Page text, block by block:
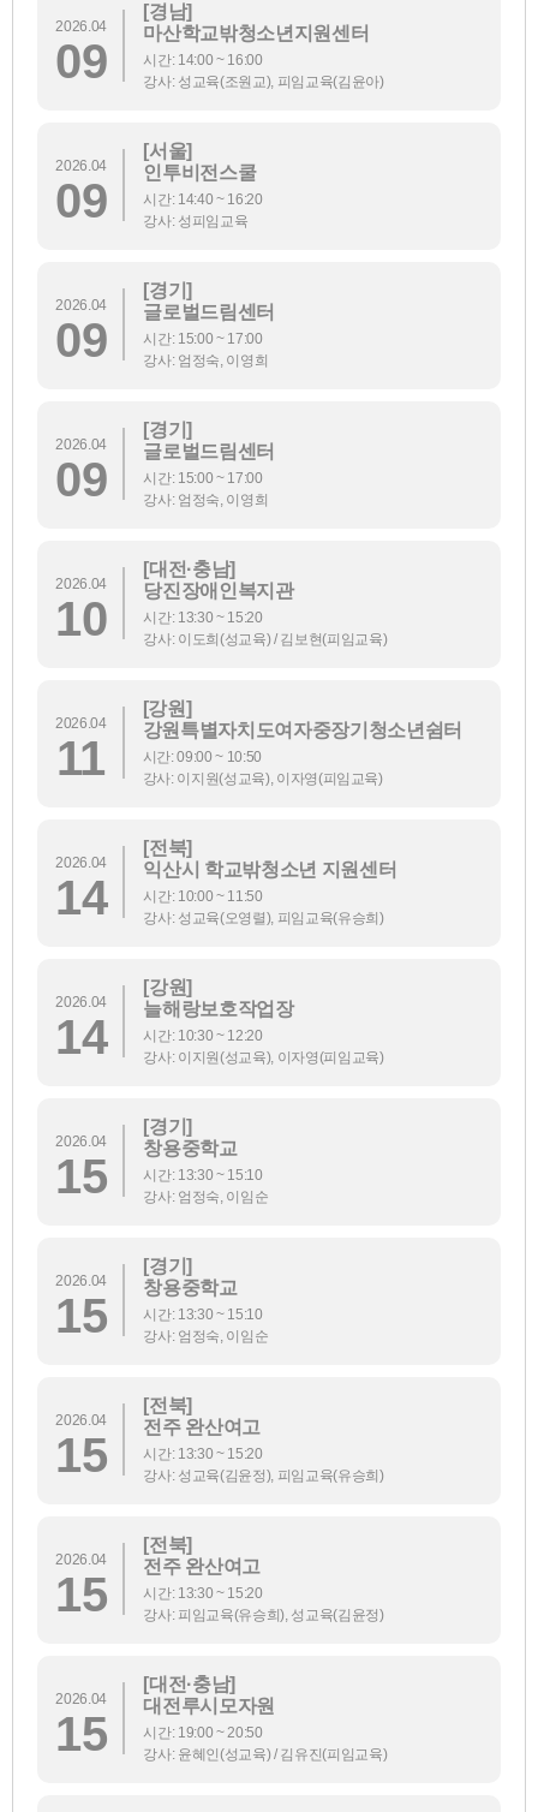
2026.04
09
[경남]
마산학교밖청소년지원센터
시간: 14:00 ~ 16:00
강사: 성교육(조원교), 피임교육(김윤아)
2026.04
09
[서울]
인투비전스쿨
시간: 14:40 ~ 16:20
강사: 성피임교육
2026.04
09
[경기]
글로벌드림센터
시간: 15:00 ~ 17:00
강사: 엄정숙, 이영희
2026.04
09
[경기]
글로벌드림센터
시간: 15:00 ~ 17:00
강사: 엄정숙, 이영희
2026.04
10
[대전·충남]
당진장애인복지관
시간: 13:30 ~ 15:20
강사: 이도희(성교육) / 김보현(피임교육)
2026.04
11
[강원]
강원특별자치도여자중장기청소년쉼터
시간: 09:00 ~ 10:50
강사: 이지원(성교육), 이자영(피임교육)
2026.04
14
[전북]
익산시 학교밖청소년 지원센터
시간: 10:00 ~ 11:50
강사: 성교육(오영렬), 피임교육(유승희)
2026.04
14
[강원]
늘해랑보호작업장
시간: 10:30 ~ 12:20
강사: 이지원(성교육), 이자영(피임교육)
2026.04
15
[경기]
창용중학교
시간: 13:30 ~ 15:10
강사: 엄정숙, 이임순
2026.04
15
[경기]
창용중학교
시간: 13:30 ~ 15:10
강사: 엄정숙, 이임순
2026.04
15
[전북]
전주 완산여고
시간: 13:30 ~ 15:20
강사: 성교육(김윤정), 피임교육(유승희)
2026.04
15
[전북]
전주 완산여고
시간: 13:30 ~ 15:20
강사: 피임교육(유승희), 성교육(김윤정)
2026.04
15
[대전·충남]
대전루시모자원
시간: 19:00 ~ 20:50
강사: 윤혜인(성교육) / 김유진(피임교육)